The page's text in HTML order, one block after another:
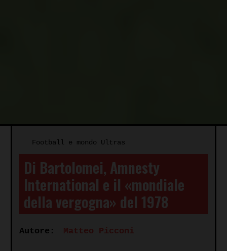
Football e mondo Ultras
Di Bartolomei, Amnesty
International e il «mondiale
della vergogna» del 1978
Autore: Matteo Picconi